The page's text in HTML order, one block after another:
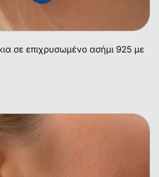
σε επιχρυσωμένο ασήμι 925 με